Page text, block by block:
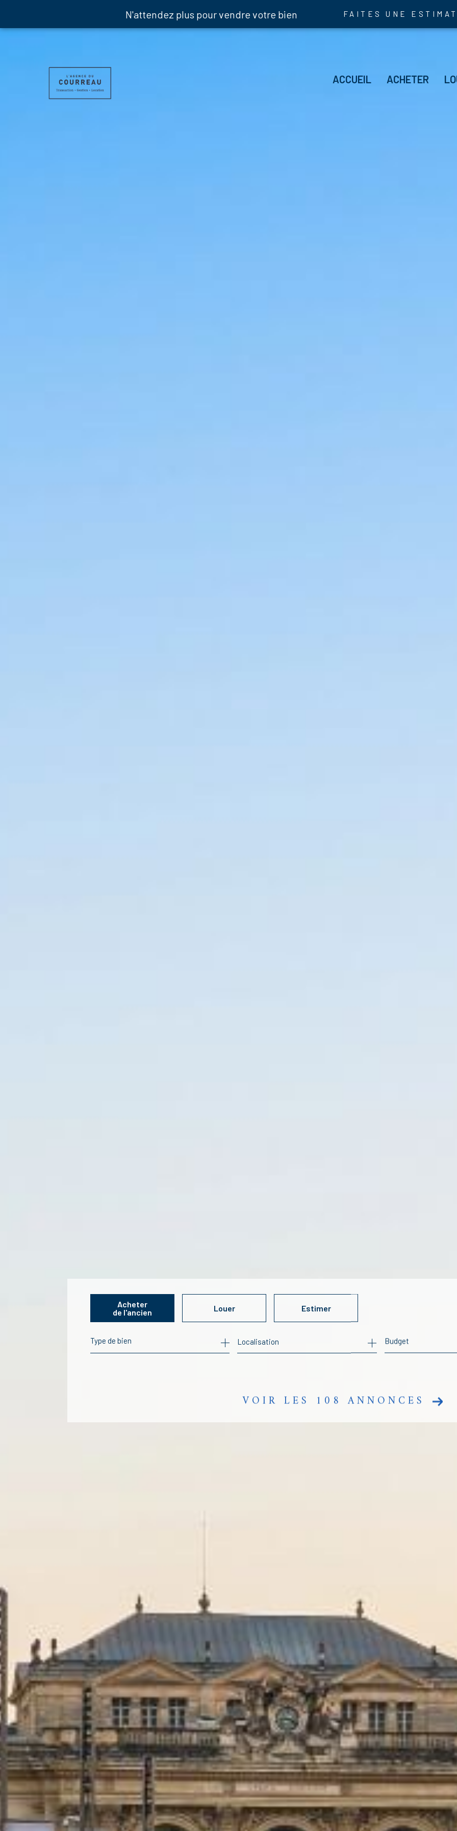
N'attendez plus pour vendre votre bien FAITES UNE
ACCUEIL ACHETER
Acheter
de l'ancien
de l'ancien
Louer
à l'année
Estimer
Type de bien Budget
VOIR LES 108 ANNONCES